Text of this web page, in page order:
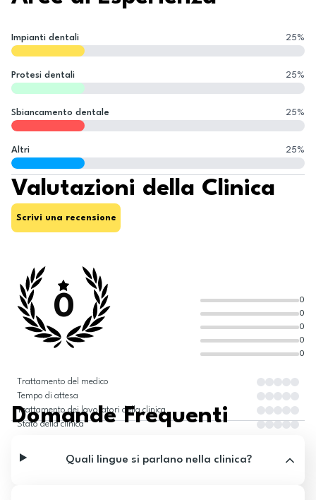
Impianti dentali 25%
Protesi dentali 25%
Sbiancamento dentale 25%
Altri 25%
Valutazioni della Clinica
Scrivi una recensione
0
0
0
0
0
0
Trattamento del medico
Tempo di attesa
Trattamento dei lavoratori della clinica
Stato della clinica
Domande Frequenti
Quali lingue si parlano nella clinica?